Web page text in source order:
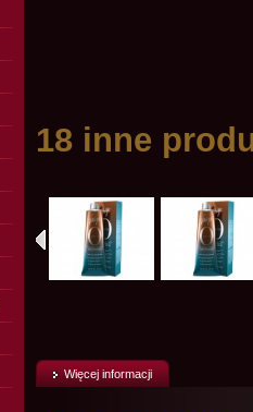
18 inne
Więcej informacji